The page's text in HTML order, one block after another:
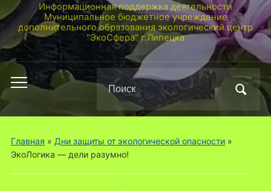
Информационная поддержка деятельности
Муниципальное бюджетное учреждение
дополнительного образования экологический центр
"ЭкоСфера" г.Липецка
Переключить
меню
Поиск
по:
Главная » Дни защиты от экологической опасности»
ЭкоЛогика — дели разумно!